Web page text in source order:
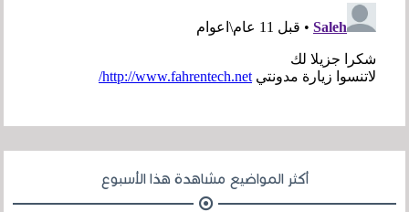
أكثر المواضيع مشاهدة هذا الأسبوع